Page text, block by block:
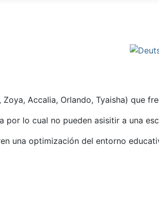
Accalia, Orlando, Tyaisha) que
por lo cual no pueden asisitir a una
una optimización del entorno